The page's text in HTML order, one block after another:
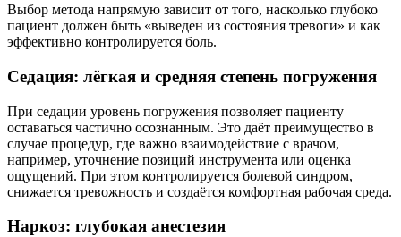
Выбор метода напрямую зависит от того, насколько глубоко
пациент должен быть «выведен из состояния тревоги» и как
эффективно контролируется боль.
Седация: лёгкая и средняя степень погружения
При седации уровень погружения позволяет пациенту
оставаться частично осознанным. Это даёт преимущество в
случае процедур, где важно взаимодействие с врачом,
например, уточнение позиций инструмента или оценка
ощущений. При этом контролируется болевой синдром,
снижается тревожность и создаётся комфортная рабочая среда.
Наркоз: глубокая анестезия